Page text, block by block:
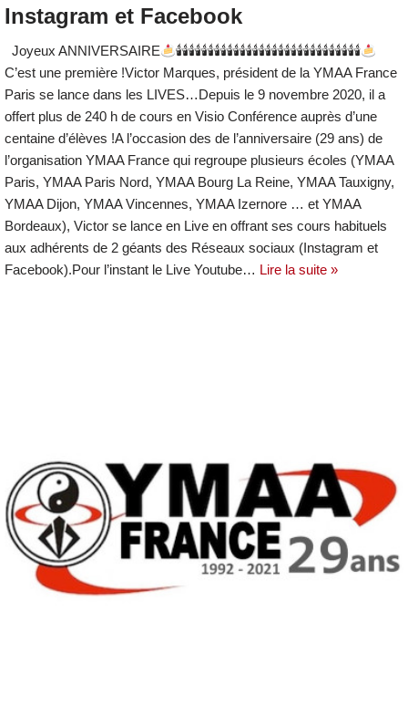
Instagram et Facebook
Joyeux ANNIVERSAIRE
🕯🕯🕯🕯🕯🕯🕯🕯🕯🕯🕯🕯🕯🕯🕯🕯🕯🕯🕯🕯🕯🕯🕯🕯🕯🕯🕯🕯🕯
C’est une première !Victor Marques, président de la YMAA France
Paris se lance dans les LIVES…Depuis le 9 novembre 2020, il a
offert plus de 240 h de cours en Visio Conférence auprès d’une
centaine d’élèves !A l’occasion des de l’anniversaire (29 ans) de
l’organisation YMAA France qui regroupe plusieurs écoles (YMAA
Paris, YMAA Paris Nord, YMAA Bourg La Reine, YMAA Tauxigny,
YMAA Dijon, YMAA Vincennes, YMAA Izernore … et YMAA
Bordeaux), Victor se lance en Live en offrant ses cours habituels
aux adhérents de 2 géants des Réseaux sociaux (Instagram et
Facebook).Pour l’instant le Live Youtube… Lire la suite »